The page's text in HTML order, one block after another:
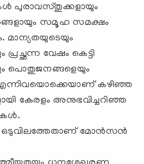
പുരാവസ്തുക്കളായും
സമൂഹ സമക്ഷം
മാന്യതയുടെയും
പ്രച്ഛന്ന വേഷം കെട്ടി
പൊതുജനങ്ങളെയും
എന്നിവയൊക്കെയാണ് കഴിഞ്ഞ
കേരളം അനുഭവിച്ചറിഞ്ഞ
.
ഒടുവിലത്തേതാണ് മോന്സന്